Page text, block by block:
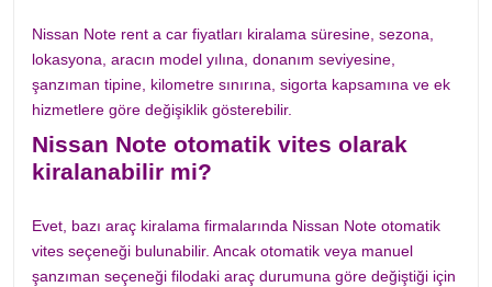
Nissan Note rent a car fiyatları kiralama süresine, sezona,
lokasyona, aracın model yılına, donanım seviyesine,
şanzıman tipine, kilometre sınırına, sigorta kapsamına ve ek
hizmetlere göre değişiklik gösterebilir.
Nissan Note otomatik vites olarak
kiralanabilir mi?
Evet, bazı araç kiralama firmalarında Nissan Note otomatik
vites seçeneği bulunabilir. Ancak otomatik veya manuel
şanzıman seçeneği filodaki araç durumuna göre değiştiği için